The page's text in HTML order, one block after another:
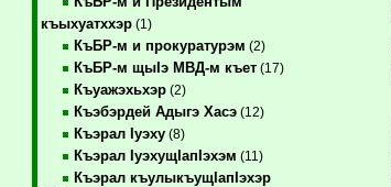
къыхуатххэр(1)
КъБР-м и прокуратурэм (2)
КъБР-м щыIэ МВД-м къет(17)
Къуажэхьхэр(2)
Къэбэрдей Адыгэ Хасэ(12)
Къэрал Iуэху(8)
Къэрал IуэхущIапIэхэм (11)
Къэрал къулыкъущIапIэхэр